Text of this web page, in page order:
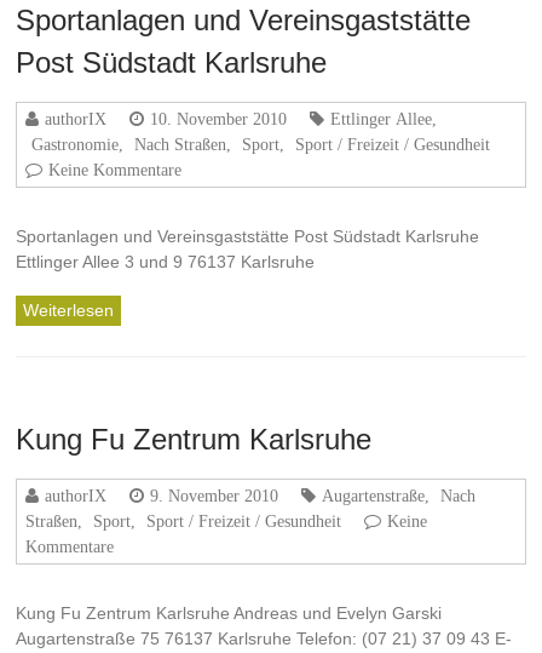
Sportanlagen und Vereinsgaststätte
Post Südstadt Karlsruhe
authorIX 10. November 2010 Ettlinger Allee
Gastronomie
Nach Straßen Sport
Sport / Freizeit / Gesundheit
Keine Kommentare
Sportanlagen und Vereinsgaststätte Post Südstadt Karlsruhe
Ettlinger Allee 3 und 9 76137 Karlsruhe
Weiterlesen
Kung Fu Zentrum Karlsruhe
authorIX 9. November 2010 Augartenstraße
Nach
Straßen
Sport Sport / Freizeit / Gesundheit
Keine
Kommentare
Kung Fu Zentrum Karlsruhe Andreas und Evelyn Garski
Augartenstraße 75 76137 Karlsruhe Telefon: (07 21) 37 09 43 E-